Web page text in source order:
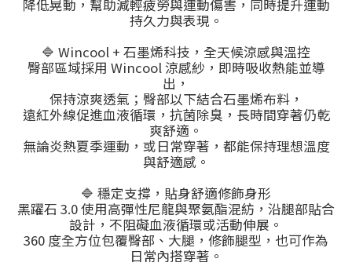
降低晃動，幫助減輕疲勞與運動傷害，同時提升運動
持久力與表現。
🔷 Wincool + 石墨烯科技，全天候涼感與溫控
臀部區域採用 Wincool 涼感紗，即時吸收熱能並導
出，
保持涼爽透氣；臀部以下結合石墨烯布料，
遠紅外線促進血液循環，抗菌除臭，長時間穿著仍乾
爽舒適。
無論炎熱夏季運動，或日常穿著，都能保持理想溫度
與舒適感。
🔷 穩定支撐，貼身舒適修飾身形
黑躍石 3.0 使用高彈性尼龍與聚氨酯混紡，沿腿部貼合
設計，不阻礙血液循環或活動伸展。
360 度全方位包覆臀部、大腿，修飾腿型，也可作為
日常內搭穿著。